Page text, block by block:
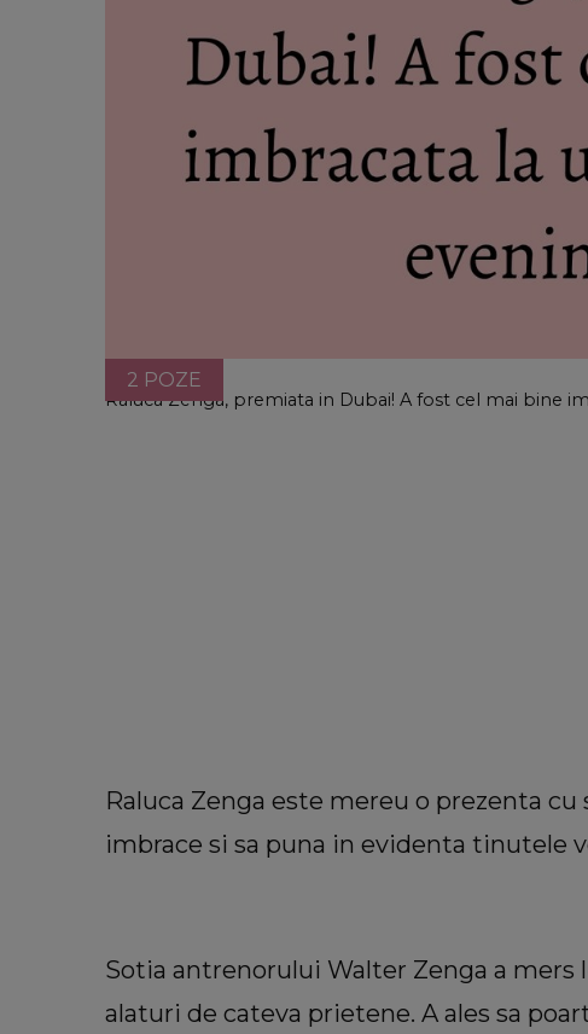
Raluca Zenga, premiata in Dubai! A fost cel mai bine
2 POZE
Raluca Zenga este mereu o prezenta
imbrace si sa puna in evidenta tinutele
Sotia antrenorului Walter Zenga a mers
alaturi de cateva prietene. A ales sa